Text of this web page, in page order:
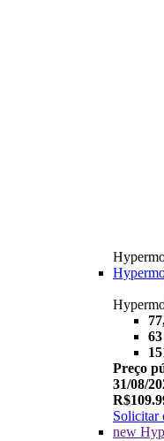
Preço
31/08/
Solicitar
new